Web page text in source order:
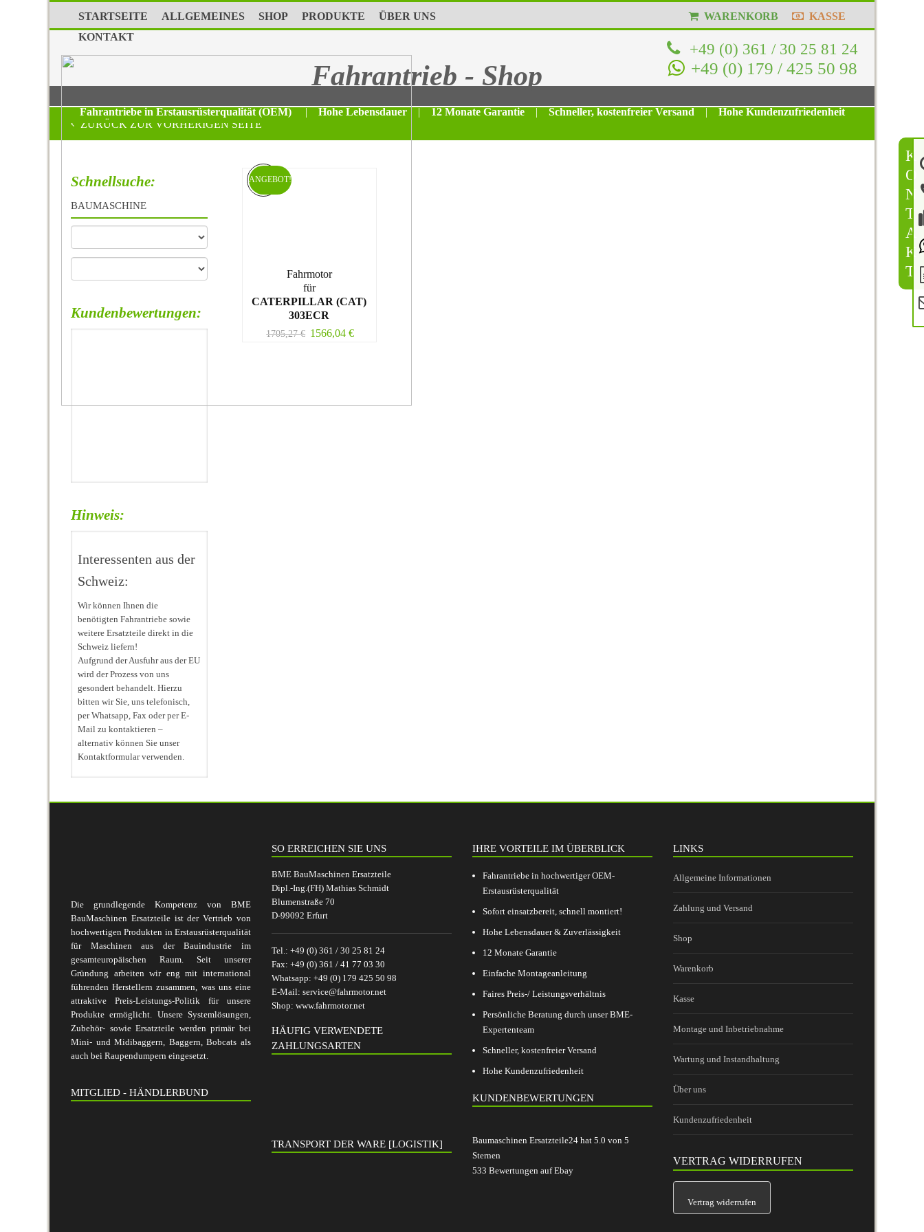
K
O
N
T
A
K
T
STARTSEITE ALLGEMEINES SHOP PRODUKTE
ÜBER UNS
KONTAKT
WARENKORB KASSE
+49 (0) 361 / 30 25 81 24
+49 (0) 179 / 425 50 98
Fahrantrieb - Shop
Fahrantriebe in Erstausrüsterqualität (OEM) | Hohe Lebensdauer | 12 Monate Garantie | Schneller, kostenfreier Versand |
Hohe Kundenzufriedenheit
ZURÜCK ZUR VORHERIGEN SEITE
Fahrmotor
für
CATERPILLAR (CAT)
303ECR
1705,27€ 1566,04€
ANGEBOT!
Schnellsuche:
BAUMASCHINE
Kundenbewertungen:
Hinweis:
Interessenten aus der
Schweiz:
Wir können Ihnen die
benötigten Fahrantriebe sowie
weitere Ersatzteile direkt in die
Schweiz liefern!
Aufgrund der Ausfuhr aus der EU
wird der Prozess von uns
gesondert behandelt. Hierzu
bitten wir Sie, uns telefonisch,
per Whatsapp, Fax oder per E-
Mail zu kontaktieren –
alternativ können Sie unser
Kontaktformular verwenden.
Die grundlegende Kompetenz von BME
BauMaschinen Ersatzteile ist der Vertrieb von
hochwertigen Produkten in Erstausrüsterqualität
für Maschinen aus der Bauindustrie im
gesamteuropäischen Raum. Seit unserer
Gründung arbeiten wir eng mit international
führenden Herstellern zusammen, was uns eine
attraktive Preis-Leistungs-Politik für unsere
Produkte ermöglicht. Unsere Systemlösungen,
Zubehör- sowie Ersatzteile werden primär bei
Mini- und Midibaggern, Baggern, Bobcats als
auch bei Raupendumpern eingesetzt.
MITGLIED - HÄNDLERBUND
SO ERREICHEN SIE UNS
BME BauMaschinen Ersatzteile
Dipl.-Ing.(FH) Mathias Schmidt
Blumenstraße 70
D-99092 Erfurt
Tel.: +49 (0) 361 / 30 25 81 24
Fax: +49 (0) 361 / 41 77 03 30
Whatsapp: +49 (0) 179 425 50 98
E-Mail: service@fahrmotor.net
Shop: www.fahrmotor.net
HÄUFIG VERWENDETE
ZAHLUNGSARTEN
TRANSPORT DER WARE [LOGISTIK]
IHRE VORTEILE IM ÜBERBLICK
Fahrantriebe in hochwertiger OEM-
Erstausrüsterqualität
Sofort einsatzbereit, schnell montiert!
Hohe Lebensdauer & Zuverlässigkeit
12 Monate Garantie
Einfache Montageanleitung
Faires Preis-/ Leistungsverhältnis
Persönliche Beratung durch unser BME-
Expertenteam
Schneller, kostenfreier Versand
Hohe Kundenzufriedenheit
KUNDENBEWERTUNGEN
Baumaschinen Ersatzteile24 hat 5.0 von 5
Sternen
533 Bewertungen auf Ebay
LINKS
Allgemeine Informationen
Zahlung und Versand
Shop
Warenkorb
Kasse
Montage und Inbetriebnahme
Wartung und Instandhaltung
Über uns
Kundenzufriedenheit
VERTRAG WIDERRUFEN
Vertrag widerrufen